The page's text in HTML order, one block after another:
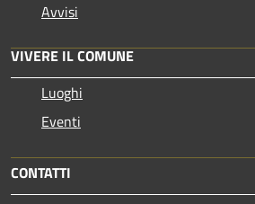
Avvisi
VIVERE IL COMUNE
Luoghi
Eventi
CONTATTI